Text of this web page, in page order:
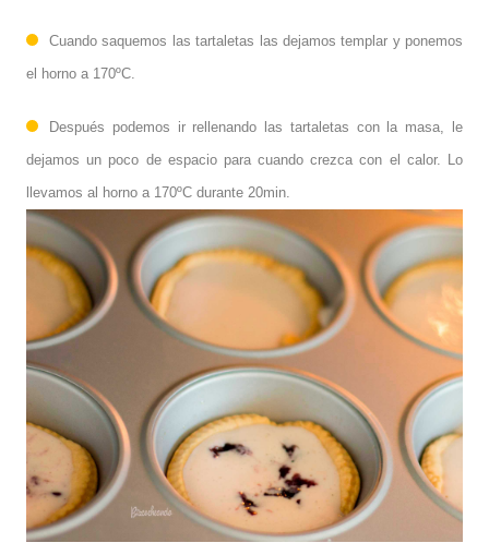
Cuando saquemos las tartaletas las dejamos templar y ponemos
el horno a 170ºC.
Después podemos ir rellenando las tartaletas con la masa, le
dejamos un poco de espacio para cuando crezca con el calor. Lo
llevamos al horno a 170ºC durante 20min.